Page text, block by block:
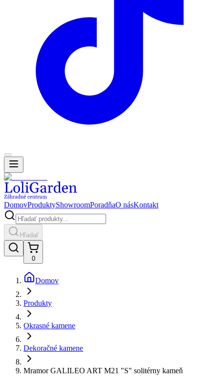
DomovProduktyShowroomPoradňaO násKontakt
Hľadať
0
Domov
Produkty
Okrasné kamene
Dekoračné kamene
Mramor GALILEO ART M21 "S" solitérny kameň